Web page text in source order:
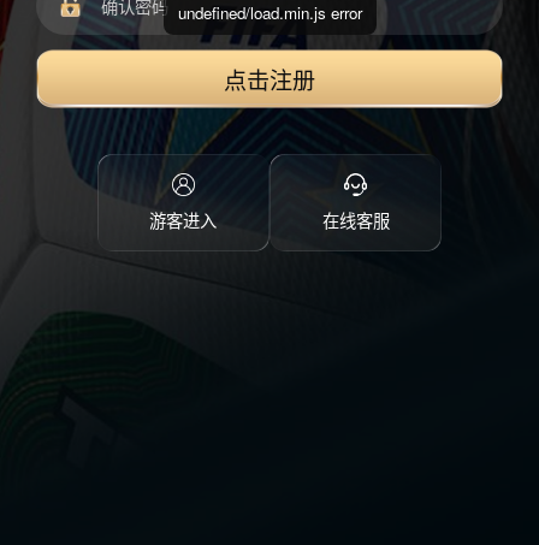
点击注册
游客进入 在线客服
undefined/load.min.js error